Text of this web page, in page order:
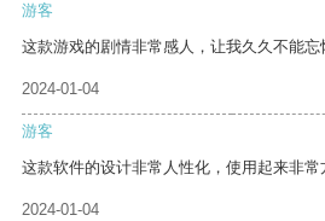
游客
这款游戏的剧情非常感人，让我久久不能忘
2024-01-04
游客
这款软件的设计非常人性化，使用起来非常
2024-01-04